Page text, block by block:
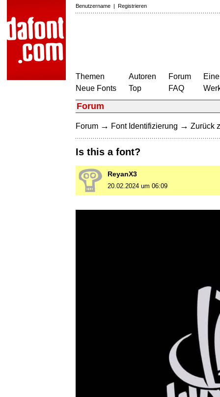
Benutzername | Registrieren
Themen
Neue Fonts
Autoren
Top
Forum
FAQ
Forum
Forum → Font Identifizierung → Zurück
Is this a font?
ReyanX3
20.02.2024 um 06:09